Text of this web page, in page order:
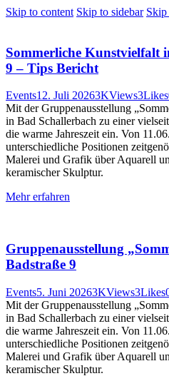
Skip to content Skip to sidebar
Sommerliche Kunstvielfalt
9 – Tips Bericht
Events12. Juli 20263KViews3Likes
Mit der Gruppenausstellung
in Bad Schallerbach zu einer
die warme Jahreszeit ein. Von
unterschiedliche Positionen
Malerei und Grafik über Aquarell
keramischer Skulptur.
Mehr erfahren
Gruppenausstellung
Badstraße 9
Events5. Juni 20263KViews3Likes
Mit der Gruppenausstellung
in Bad Schallerbach zu einer
die warme Jahreszeit ein. Von
unterschiedliche Positionen
Malerei und Grafik über Aquarell
keramischer Skulptur.